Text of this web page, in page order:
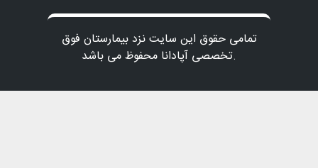
تمامی حقوق این سایت نزد بیمارستان فوق
تخصصی آپادانا محفوظ می باشد.